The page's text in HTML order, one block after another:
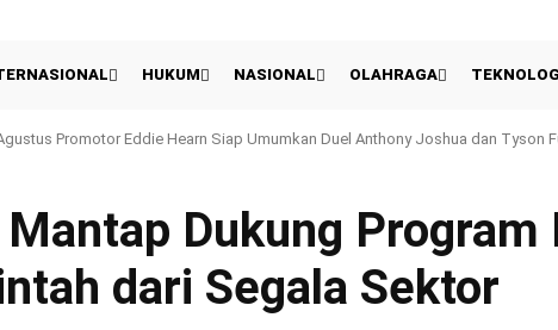
HUKUM NASIONAL OLAHRAGA
Jadi Polisi, Pria di Palembang Ditangkap Usai Curi Susu di Enam Lokasi
Dukung Program
dari Segala Sektor